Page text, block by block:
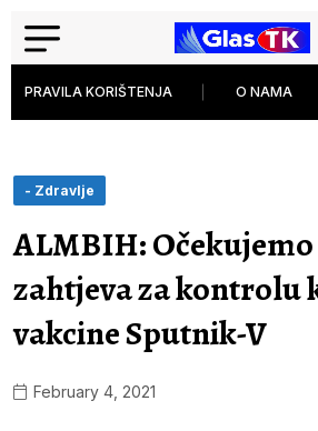
PRAVILA KORIŠTENJA O NAMA
- Zdravlje
ALMBIH:
zahtjeva za kontrolu
vakcine Sputnik-V
February 4, 2021